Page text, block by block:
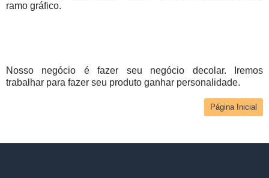
ramo gráfico.
Nosso negócio é fazer seu negócio decolar. Iremos
trabalhar para fazer seu produto ganhar personalidade.
Página Inicial